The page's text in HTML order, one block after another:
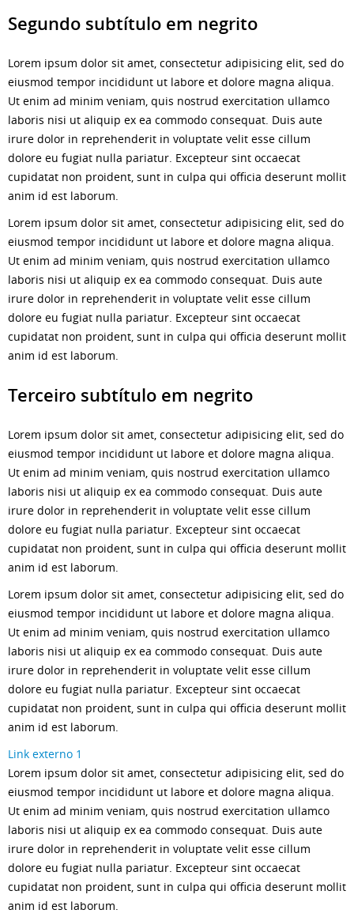
Segundo subtítulo em negrito
Lorem ipsum dolor sit amet, consectetur adipisicing elit, sed do
eiusmod tempor incididunt ut labore et dolore magna aliqua.
Ut enim ad minim veniam, quis nostrud exercitation ullamco
laboris nisi ut aliquip ex ea commodo consequat. Duis aute
irure dolor in reprehenderit in voluptate velit esse cillum
dolore eu fugiat nulla pariatur. Excepteur sint occaecat
cupidatat non proident, sunt in culpa qui officia deserunt mollit
anim id est laborum.
Lorem ipsum dolor sit amet, consectetur adipisicing elit, sed do
eiusmod tempor incididunt ut labore et dolore magna aliqua.
Ut enim ad minim veniam, quis nostrud exercitation ullamco
laboris nisi ut aliquip ex ea commodo consequat. Duis aute
irure dolor in reprehenderit in voluptate velit esse cillum
dolore eu fugiat nulla pariatur. Excepteur sint occaecat
cupidatat non proident, sunt in culpa qui officia deserunt mollit
anim id est laborum.
Terceiro subtítulo em negrito
Lorem ipsum dolor sit amet, consectetur adipisicing elit, sed do
eiusmod tempor incididunt ut labore et dolore magna aliqua.
Ut enim ad minim veniam, quis nostrud exercitation ullamco
laboris nisi ut aliquip ex ea commodo consequat. Duis aute
irure dolor in reprehenderit in voluptate velit esse cillum
dolore eu fugiat nulla pariatur. Excepteur sint occaecat
cupidatat non proident, sunt in culpa qui officia deserunt mollit
anim id est laborum.
Lorem ipsum dolor sit amet, consectetur adipisicing elit, sed do
eiusmod tempor incididunt ut labore et dolore magna aliqua.
Ut enim ad minim veniam, quis nostrud exercitation ullamco
laboris nisi ut aliquip ex ea commodo consequat. Duis aute
irure dolor in reprehenderit in voluptate velit esse cillum
dolore eu fugiat nulla pariatur. Excepteur sint occaecat
cupidatat non proident, sunt in culpa qui officia deserunt mollit
anim id est laborum.
Link externo 1
Lorem ipsum dolor sit amet, consectetur adipisicing elit, sed do
eiusmod tempor incididunt ut labore et dolore magna aliqua.
Ut enim ad minim veniam, quis nostrud exercitation ullamco
laboris nisi ut aliquip ex ea commodo consequat. Duis aute
irure dolor in reprehenderit in voluptate velit esse cillum
dolore eu fugiat nulla pariatur. Excepteur sint occaecat
cupidatat non proident, sunt in culpa qui officia deserunt mollit
anim id est laborum.